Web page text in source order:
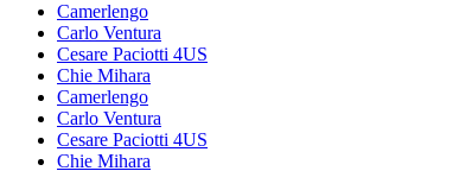
Camerlengo
Carlo Ventura
Cesare Paciotti 4US
Chie Mihara
Camerlengo
Carlo Ventura
Cesare Paciotti 4US
Chie Mihara